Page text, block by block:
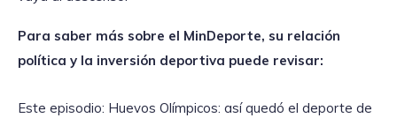
Para saber más sobre el MinDeporte, su relación
política y la inversión deportiva puede revisar:
Este episodio: Huevos Olímpicos: así quedó el deporte de